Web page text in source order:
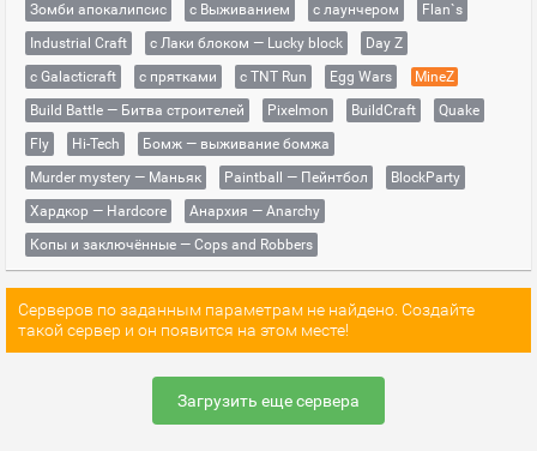
Зомби апокалипсис
с Выживанием с лаунчером
Flan`s
Industrial Craft
с Лаки блоком — Lucky block
Day Z
с Galacticraft
с прятками с TNT Run Egg Wars
MineZ
Build Battle — Битва строителей
Pixelmon BuildCraft
Quake
Fly
Hi-Tech
Бомж — выживание бомжа
Murder mystery — Маньяк
Paintball — Пейнтбол
BlockParty
Хардкор — Hardcore
Анархия — Anarchy
Копы и заключённые — Cops and Robbers
Серверов по заданным параметрам не найдено. Создайте
такой сервер и он появится на этом месте!
Загрузить еще сервера